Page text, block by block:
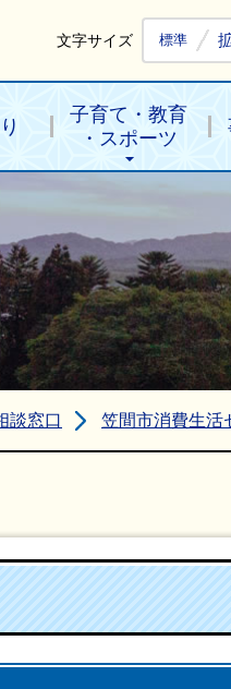
文字サイズ 標準
子育て・教育
・スポーツ
談窓口 笠間市消費生活